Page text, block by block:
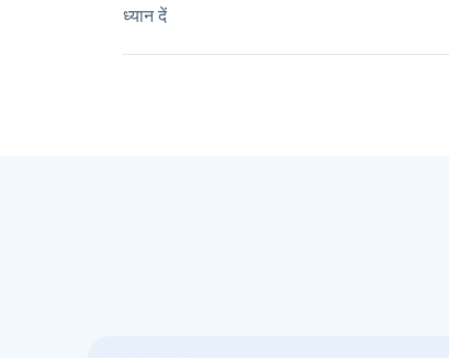
ध्यान दें